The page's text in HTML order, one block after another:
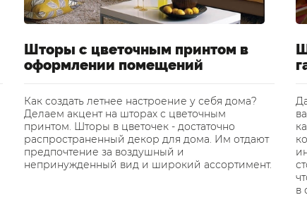
Шторы с цветочным принтом в
оформлении помещений
Как создать летнее настроение у себя дома?
Делаем акцент на шторах с цветочным
принтом. Шторы в цветочек - достаточно
распространенный декор для дома. Им отдают
предпочтение за воздушный и
непринужденный вид и широкий ассортимент.
в